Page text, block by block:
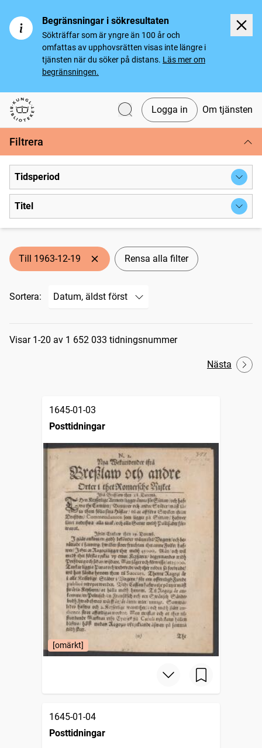
Begränsningar i sökresultaten
Sökträffar som är yngre än 100 år och
omfattas av upphovsrätten visas inte längre i
tjänsten när du söker på distans. Läs mer om
begränsningen.
Svenska tidningar
Logga in Om tjänsten
Filtrera
Tidsperiod
Titel
Till 1963-12-19 Rensa alla filter
Sortera:
Sökresultat
Visar 1-20 av 1 652 033 tidningsnummer
Nästa
1645-01-03
Posttidningar
[omärkt]
1645-01-04
Posttidningar